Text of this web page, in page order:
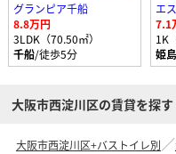
グランピア千船
8.8万円
3LDK（70.50㎡）
千船/徒歩5分
7.1
1K
姫島
大阪市西淀川区の賃貸を探す
大阪市西淀川区+バストイレ別